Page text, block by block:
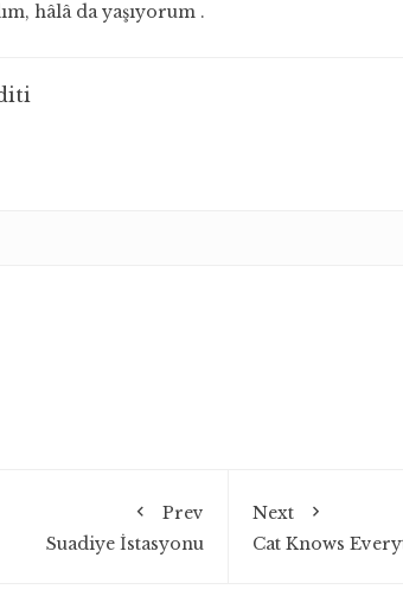
hâlâ da yaşıyorum .
Prev
Suadiye İstasyonu
Next
Cat Knows